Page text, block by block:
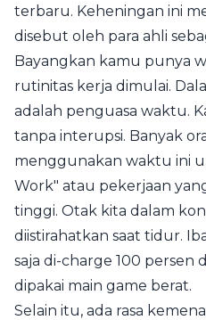
terbaru. Keheningan ini
disebut oleh para ahli
Bayangkan kamu punya
rutinitas kerja dimulai.
adalah penguasa waktu.
tanpa interupsi. Banyak
menggunakan waktu ini
Work" atau pekerjaan
tinggi. Otak kita dalam
diistirahatkan saat tidur.
saja di-charge 100 persen
dipakai main game berat.
Selain itu, ada rasa